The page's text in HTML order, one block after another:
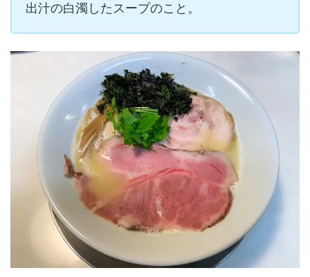
出汁の白濁したスープのこと。